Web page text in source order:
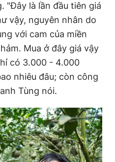
"Đây là lần đầu tiên giá
vậy, nguyên nhân do
với cam của miền
Mua ở đây giá vậy
có 3.000 - 4.000
nhiêu đâu; còn công
Tùng nói.